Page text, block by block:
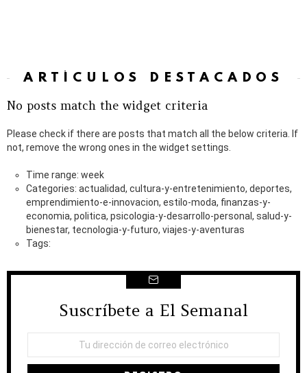
ARTÍCULOS DESTACADOS
No posts match the widget criteria
Please check if there are posts that match all the below criteria. If
not, remove the wrong ones in the widget settings.
Time range: week
Categories: actualidad, cultura-y-entretenimiento, deportes,
emprendimiento-e-innovacion, estilo-moda, finanzas-y-
economia, politica, psicologia-y-desarrollo-personal, salud-y-
bienestar, tecnologia-y-futuro, viajes-y-aventuras
Tags:
NEWSLETTER
Suscríbete a El Semanal